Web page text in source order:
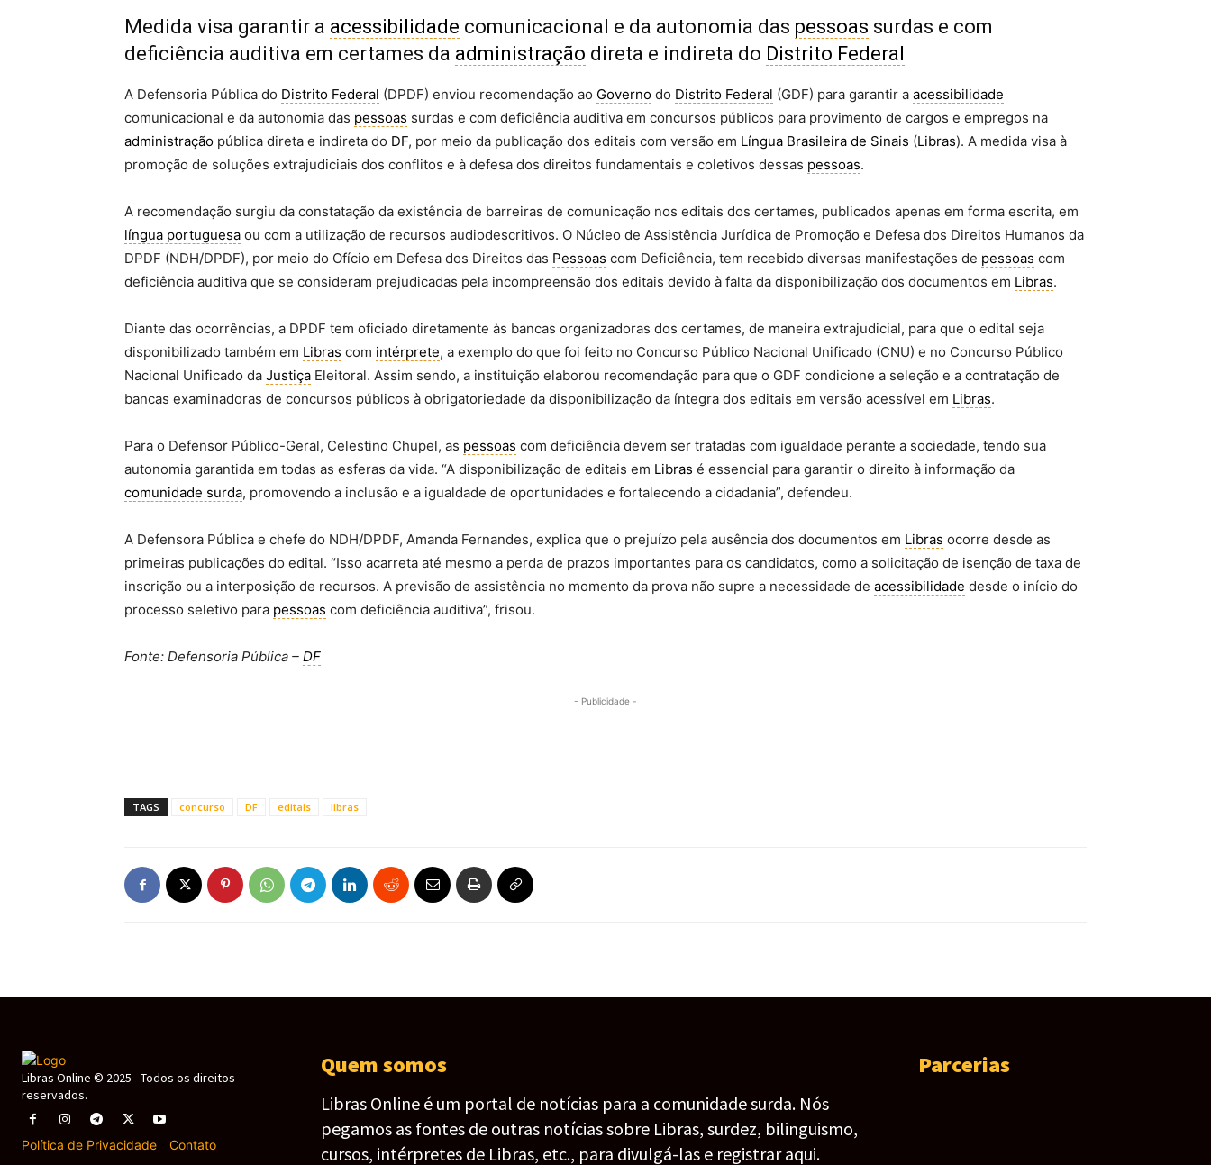
Medida visa garantir a acessibilidade comunicacional e da autonomia das pessoas surdas e com
deficiência auditiva em certames da administração direta e indireta do Distrito Federal
A Defensoria Pública do Distrito Federal (DPDF) enviou recomendação ao Governo do Distrito Federal (GDF) para garantir a acessibilidade
comunicacional e da autonomia das pessoas surdas e com deficiência auditiva em concursos públicos para provimento de cargos e empregos na
administração pública direta e indireta do DF, por meio da publicação dos editais com versão em Língua Brasileira de Sinais (Libras). A medida visa à
promoção de soluções extrajudiciais dos conflitos e à defesa dos direitos fundamentais e coletivos dessas pessoas.
A recomendação surgiu da constatação da existência de barreiras de comunicação nos editais dos certames, publicados apenas em forma escrita, em
língua portuguesa ou com a utilização de recursos audiodescritivos. O Núcleo de Assistência Jurídica de Promoção e Defesa dos Direitos Humanos da
DPDF (NDH/DPDF), por meio do Ofício em Defesa dos Direitos das Pessoas com Deficiência, tem recebido diversas manifestações de pessoas com
deficiência auditiva que se consideram prejudicadas pela incompreensão dos editais devido à falta da disponibilização dos documentos em Libras.
Diante das ocorrências, a DPDF tem oficiado diretamente às bancas organizadoras dos certames, de maneira extrajudicial, para que o edital seja
disponibilizado também em Libras com intérprete, a exemplo do que foi feito no Concurso Público Nacional Unificado (CNU) e no Concurso Público
Nacional Unificado da Justiça Eleitoral. Assim sendo, a instituição elaborou recomendação para que o GDF condicione a seleção e a contratação de
bancas examinadoras de concursos públicos à obrigatoriedade da disponibilização da íntegra dos editais em versão acessível em Libras.
Para o Defensor Público-Geral, Celestino Chupel, as pessoas com deficiência devem ser tratadas com igualdade perante a sociedade, tendo sua
autonomia garantida em todas as esferas da vida. “A disponibilização de editais em Libras é essencial para garantir o direito à informação da
comunidade surda, promovendo a inclusão e a igualdade de oportunidades e fortalecendo a cidadania”, defendeu.
A Defensora Pública e chefe do NDH/DPDF, Amanda Fernandes, explica que o prejuízo pela ausência dos documentos em Libras ocorre desde as
primeiras publicações do edital. “Isso acarreta até mesmo a perda de prazos importantes para os candidatos, como a solicitação de isenção de taxa de
inscrição ou a interposição de recursos. A previsão de assistência no momento da prova não supre a necessidade de acessibilidade desde o início do
processo seletivo para pessoas com deficiência auditiva”, frisou.
Fonte: Defensoria Pública – DF
- Publicidade -
TAGS concurso DF editais libras
Libras Online © 2025 - Todos os direitos
reservados.
Política de Privacidade Contato
Quem somos
Libras Online é um portal de notícias para a comunidade surda. Nós
pegamos as fontes de outras notícias sobre Libras, surdez, bilinguismo,
cursos, intérpretes de Libras, etc., para divulgá-las e registrar aqui.
Parcerias